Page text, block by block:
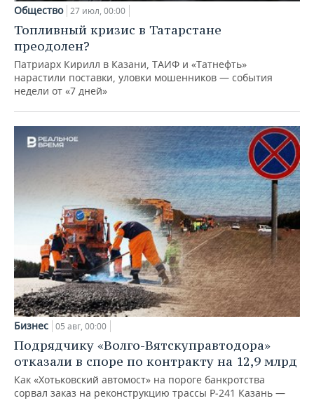
Общество 27 июл, 00:00
Топливный кризис в Татарстане
преодолен?
Патриарх Кирилл в Казани, ТАИФ и «Татнефть»
нарастили поставки, уловки мошенников — события
недели от «7 дней»
Бизнес 05 авг, 00:00
Подрядчику «Волго-Вятскуправтодора»
отказали в споре по контракту на 12,9 млрд
Как «Хотьковский автомост» на пороге банкротства
сорвал заказ на реконструкцию трассы Р‑241 Казань —